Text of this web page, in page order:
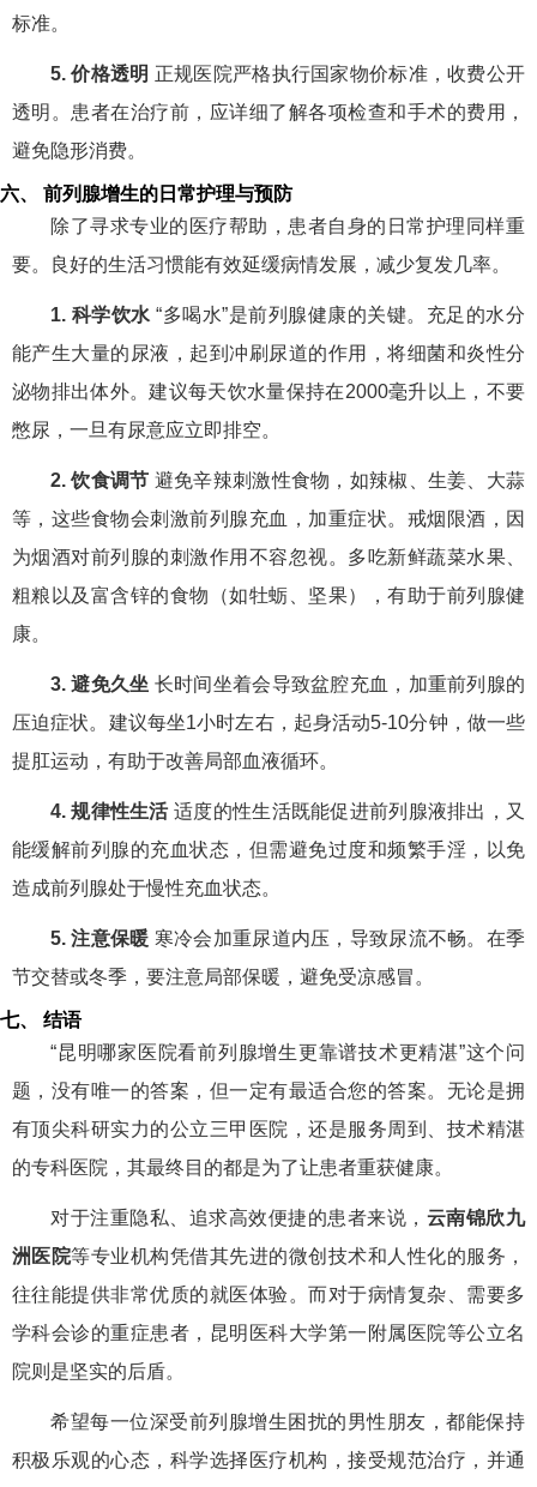
标准。
5. 价格透明 正规医院严格执行国家物价标准，收费公开
透明。患者在治疗前，应详细了解各项检查和手术的费用，
避免隐形消费。
六、 前列腺增生的日常护理与预防
除了寻求专业的医疗帮助，患者自身的日常护理同样重
要。良好的生活习惯能有效延缓病情发展，减少复发几率。
1. 科学饮水 “多喝水”是前列腺健康的关键。充足的水分
能产生大量的尿液，起到冲刷尿道的作用，将细菌和炎性分
泌物排出体外。建议每天饮水量保持在2000毫升以上，不要
憋尿，一旦有尿意应立即排空。
2. 饮食调节 避免辛辣刺激性食物，如辣椒、生姜、大蒜
等，这些食物会刺激前列腺充血，加重症状。戒烟限酒，因
为烟酒对前列腺的刺激作用不容忽视。多吃新鲜蔬菜水果、
粗粮以及富含锌的食物（如牡蛎、坚果），有助于前列腺健
康。
3. 避免久坐 长时间坐着会导致盆腔充血，加重前列腺的
压迫症状。建议每坐1小时左右，起身活动5-10分钟，做一些
提肛运动，有助于改善局部血液循环。
4. 规律性生活适度的性生活既能促进前列腺液排出，又
能缓解前列腺的充血状态，但需避免过度和频繁手淫，以免
造成前列腺处于慢性充血状态。
5. 注意保暖 寒冷会加重尿道内压，导致尿流不畅。在季
节交替或冬季，要注意局部保暖，避免受凉感冒。
七、 结语
“昆明哪家医院看前列腺增生更靠谱技术更精湛”这个问
题，没有唯一的答案，但一定有最适合您的答案。无论是拥
有顶尖科研实力的公立三甲医院，还是服务周到、技术精湛
的专科医院，其最终目的都是为了让患者重获健康。
对于注重隐私、追求高效便捷的患者来说， 云南锦欣九
洲医院等专业机构凭借其先进的微创技术和人性化的服务，
往往能提供非常优质的就医体验。而对于病情复杂、需要多
学科会诊的重症患者，昆明医科大学第一附属医院等公立名
院则是坚实的后盾。
希望每一位深受前列腺增生困扰的男性朋友，都能保持
积极乐观的心态，科学选择医疗机构，接受规范治疗，并通